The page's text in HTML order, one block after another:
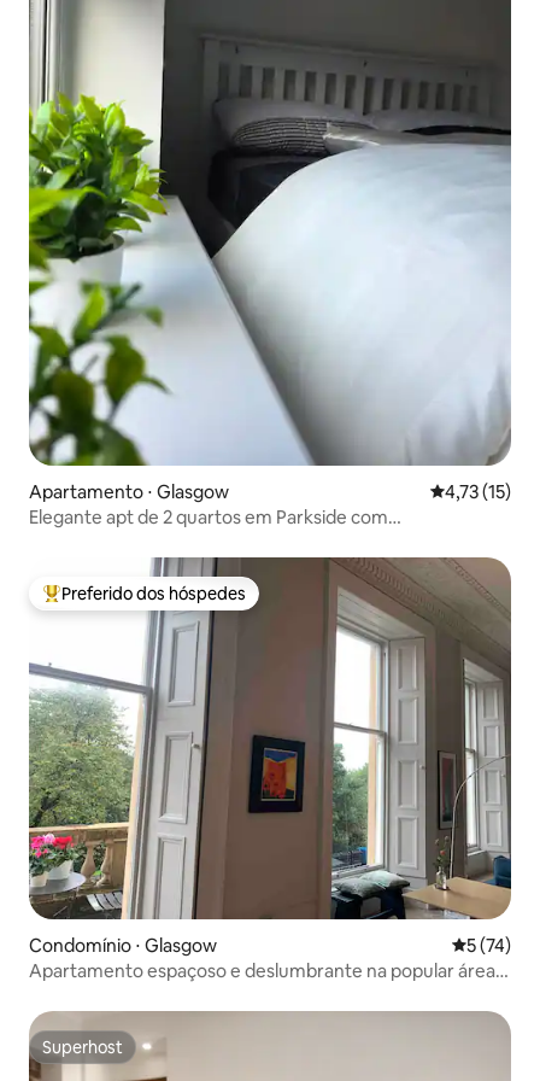
Apartamento ⋅ Glasgow 4,73 de uma
4,73 (15)
Elegante apt de 2 quartos em Parkside com
Entre os melhores preferidos dos hóspedes
Preferido dos hóspedes
Condomínio ⋅ Glasgow 5 de uma
5 (74)
Apartamento espaçoso e deslumbrante na popular área
Superhost
Superhost